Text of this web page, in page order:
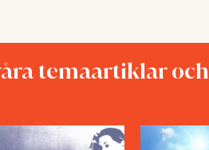
temaartiklar och